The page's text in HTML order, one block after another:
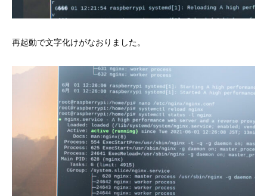
再起動で文字化けがなおりました。